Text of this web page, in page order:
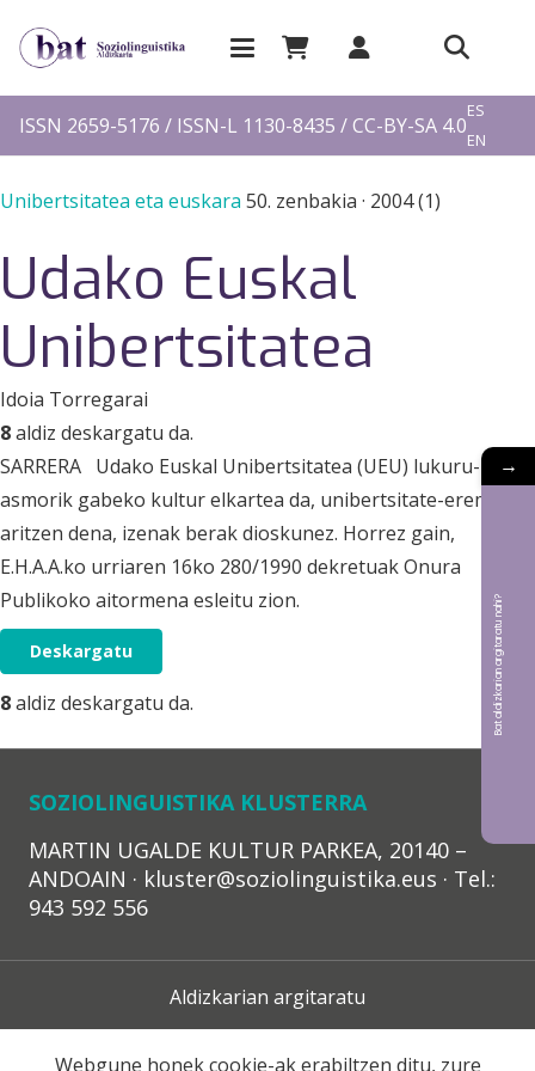
ISSN 2659-5176 / ISSN-L 1130-8435 / CC-BY-SA 4.0
ES
EN
Unibertsitatea eta euskara 50. zenbakia · 2004 (1)
Udako Euskal
Unibertsitatea
Idoia Torregarai
8aldiz deskargatu da.
SARRERA Udako Euskal Unibertsitatea (UEU) lukuru-
asmorik gabeko kultur elkartea da, unibertsitate-eremuan
aritzen dena, izenak berak dioskunez. Horrez gain,
E.H.A.A.ko urriaren 16ko 280/1990 dekretuak Onura
Publikoko aitormena esleitu zion.
Deskargatu
8aldiz deskargatu da.
SOZIOLINGUISTIKA KLUSTERRA
MARTIN UGALDE KULTUR PARKEA, 20140 –
ANDOAIN · kluster@soziolinguistika.eus · Tel.:
943 592 556
Aldizkarian argitaratu
Lege Oharra
Webgune honek cookie-ak erabiltzen ditu, zure
→
Bat aldizkarian argitaratu nahi?